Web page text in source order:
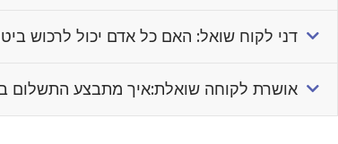
דני לקוח שואל: האם כל אדם יכול לרכוש
אושרת לקוחה שואלת:איך מתבצע התשלום